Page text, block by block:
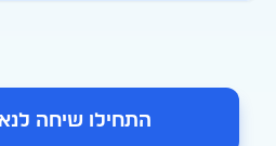
התחילו שיחה ל